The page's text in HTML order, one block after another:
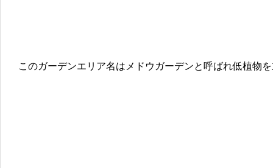
このガーデンエリア名はメドウガーデンと呼ばれ低植物